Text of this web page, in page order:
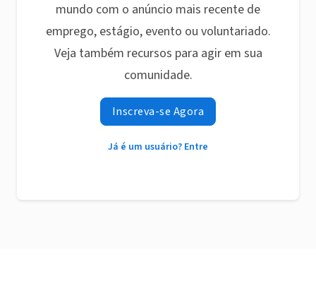
mundo com o anúncio mais recente de
emprego, estágio, evento ou voluntariado.
Veja também recursos para agir em sua
comunidade.
Inscreva-se Agora
Já é um usuário? Entre